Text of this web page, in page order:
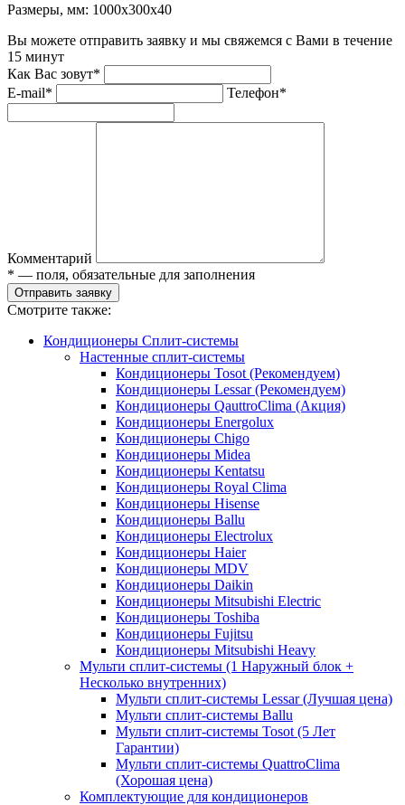
Размеры, мм: 1000x300x40
Вы можете отправить заявку и мы свяжемся с Вами в течение
15 минут
Как Вас зовут*
E-mail*
Телефон*
Комментарий
* — поля, обязательные для заполнения
Отправить заявку
Смотрите также:
Кондиционеры Сплит-системы
Настенные сплит-системы
Кондиционеры Tosot (Рекомендуем)
Кондиционеры Lessar (Рекомендуем)
Кондиционеры QauttroClima (Акция)
Кондиционеры Energolux
Кондиционеры Chigo
Кондиционеры Midea
Кондиционеры Kentatsu
Кондиционеры Royal Clima
Кондиционеры Hisense
Кондиционеры Ballu
Кондиционеры Electrolux
Кондиционеры Haier
Кондиционеры MDV
Кондиционеры Daikin
Кондиционеры Mitsubishi Electric
Кондиционеры Toshiba
Кондиционеры Fujitsu
Кондиционеры Mitsubishi Heavy
Мульти сплит-системы (1 Наружный блок +
Несколько внутренних)
Мульти сплит-системы Lessar (Лучшая цена)
Мульти сплит-системы Ballu
Мульти сплит-системы Tosot (5 Лет
Гарантии)
Мульти сплит-системы QuattroClima
(Хорошая цена)
Комплектующие для кондиционеров